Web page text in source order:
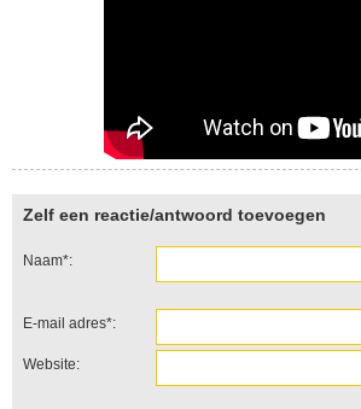
Zelf een reactie/antwoord toevoegen
Naam*:
E-mail adres*:
Website: